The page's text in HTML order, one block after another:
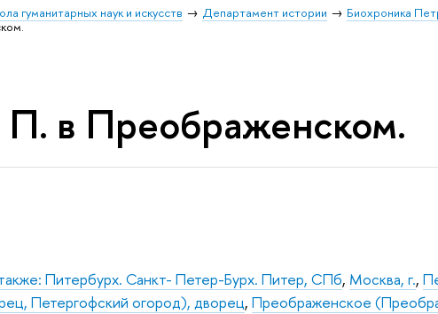
гуманитарных наук и искусств Департамент истории
Биохроника
П. в Преображенском.
Питербурх. Санкт- Петер-Бурх. Питер, СПб, Москва, г.,
Петергофский огород), дворец,Преображенское